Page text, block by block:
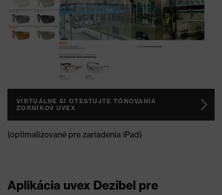
VIRTUÁLNE SI OTESTUJTE TÓNOVANIA
ZORNÍKOV UVEX
(optimalizované pre zariadenia iPad)
Aplikácia uvex Dezibel pre